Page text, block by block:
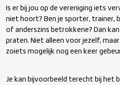
Gedragscode
Grensoverschrijdend gedrag
Is er bij jou op de vereniging iets
niet hoort? Ben je sporter, trainer,
of anderszins betrokkene? Dan
praten. Niet alleen voor jezelf,
zoiets mogelijk nog een keer
Je kan bijvoorbeeld terecht bij het